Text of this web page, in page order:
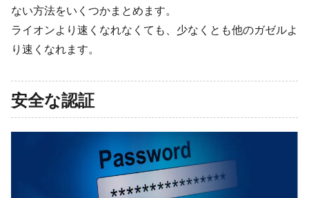
ない方法をいくつかまとめます。
ライオンより速くなれなくても、少なくとも他のガゼルよ
り速くなれます。
安全な認証